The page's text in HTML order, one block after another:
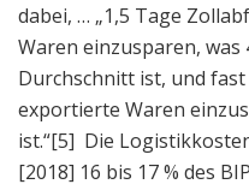
dabei, … „1,5 Tage
Waren einzusparen, was
Durchschnitt ist, und
exportierte Waren
ist.“[5] Die
[2018] 16 bis 17 % des